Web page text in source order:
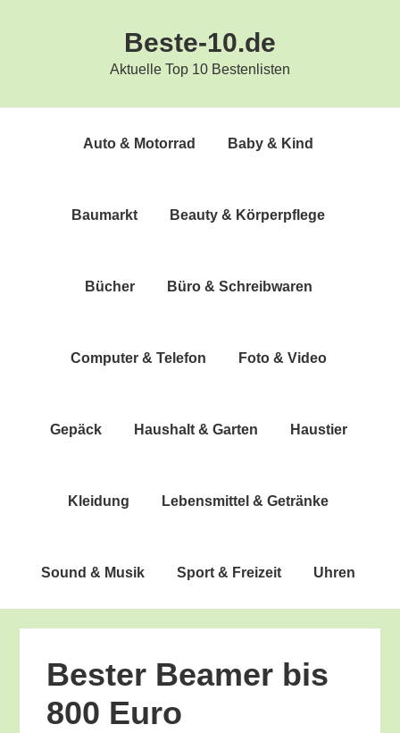
Beste-10.de
Aktuelle Top 10 Bestenlisten
Auto & Motorrad Baby & Kind
Bau­markt Beau­ty & Körperpflege
Bücher Büro & Schreibwaren
Com­pu­ter & Telefon Foto & Video
Gepäck Haus­halt & Garten Haus­tier
Klei­dung Lebens­mit­tel & Getränke
Sound & Musik Sport & Freizeit Uhren
Bes­ter Bea­mer bis
800 Euro